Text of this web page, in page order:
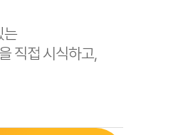
는
직접 시식하고,